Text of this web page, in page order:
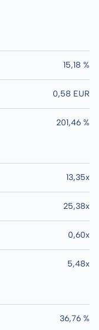
15,18 %
0,58 EUR
201,46 %
13,35x
25,38x
0,60x
5,48x
36,76 %